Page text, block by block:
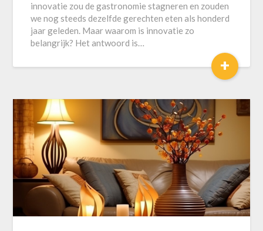
innovatie zou de gastronomie stagneren en zouden
we nog steeds dezelfde gerechten eten als honderd
jaar geleden. Maar waarom is innovatie zo
belangrijk? Het antwoord is…
+